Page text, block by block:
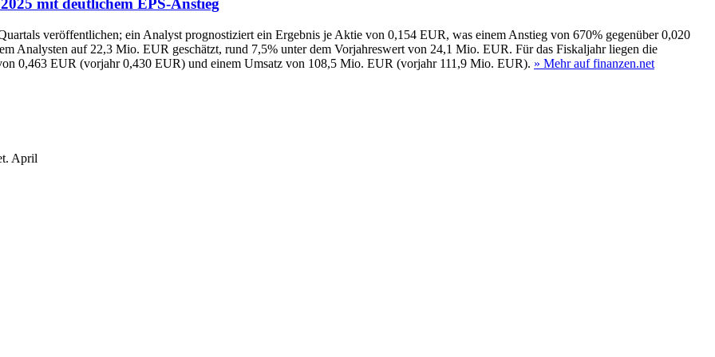
mit deutlichem EPS-Anstieg
veröffentlichen; ein Analyst prognostiziert ein Ergebnis je Aktie von 0,154 EUR, was einem Anstieg von 670% gegenüber 0,020
Analysten auf 22,3 Mio. EUR geschätzt, rund 7,5% unter dem Vorjahreswert von 24,1 Mio. EUR. Für das Fiskaljahr liegen die
0,463 EUR (vorjahr 0,430 EUR) und einem Umsatz von 108,5 Mio. EUR (vorjahr 111,9 Mio. EUR). » Mehr auf finanzen.net
April